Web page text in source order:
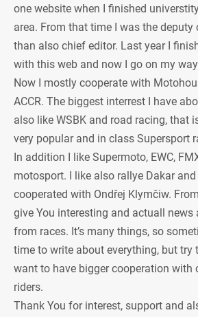
one website when I finished
area. From that time I was the deputy
than also chief editor. Last year I
with this web and now I go on my
Now I mostly cooperate with
ACCR. The biggest interrest I have
also like WSBK and road racing, that
very popular and in class Supersport
In addition I like Supermoto, EWC,
motosport. I like also rallye Dakar and
cooperated with Ondřej Klymčiw.
give You interesting and actuall news
from races. It’s many things, so
time to write about everything, but try
want to have bigger cooperation with
riders.
Thank You for interest, support and